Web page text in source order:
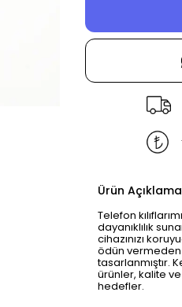
Ürün
Telefon
dayanıklılık
cihazınızı
ödün vermeden
tasarlanmıştır.
ürünler, kalite ve
hedefler.